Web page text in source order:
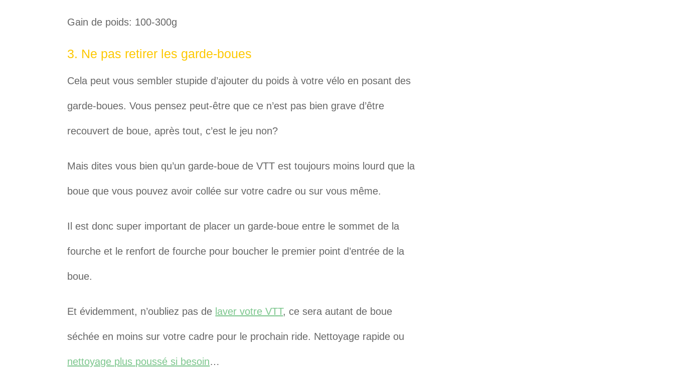
Gain de poids: 100-300g
3. Ne pas retirer les garde-boues
Cela peut vous sembler stupide d’ajouter du poids à votre vélo en posant des
garde-boues. Vous pensez peut-être que ce n’est pas bien grave d’être
recouvert de boue, après tout, c’est le jeu non?
Mais dites vous bien qu’un garde-boue de VTT est toujours moins lourd que la
boue que vous pouvez avoir collée sur votre cadre ou sur vous même.
Il est donc super important de placer un garde-boue entre le sommet de la
fourche et le renfort de fourche pour boucher le premier point d’entrée de la
boue.
Et évidemment, n’oubliez pas de laver votre VTT, ce sera autant de boue
séchée en moins sur votre cadre pour le prochain ride. Nettoyage rapide ou
nettoyage plus poussé si besoin…